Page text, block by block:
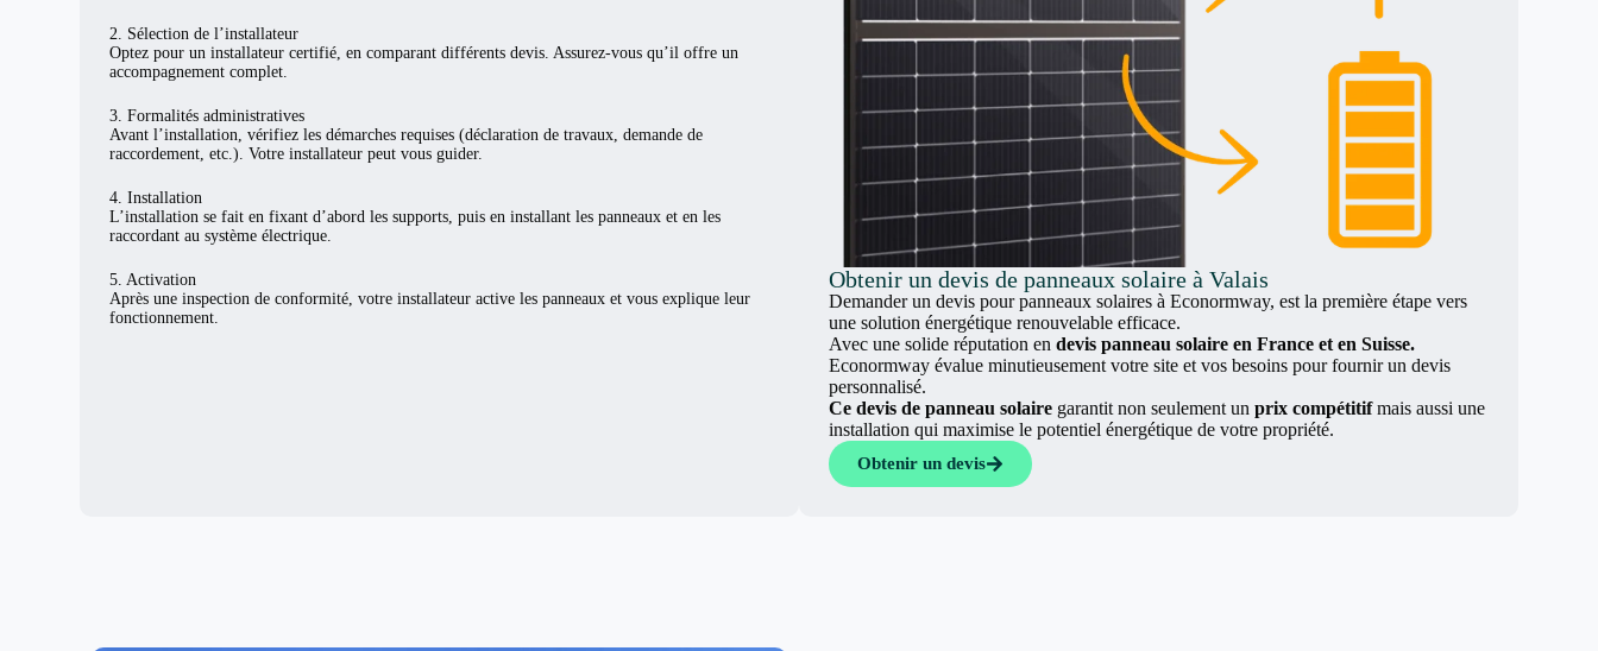
2. Sélection de l’installateur
Optez pour un installateur certifié, en comparant différents devis. Assurez-vous qu’il offre un
accompagnement complet.
3. Formalités administratives
Avant l’installation, vérifiez les démarches requises (déclaration de travaux, demande de
raccordement, etc.). Votre installateur peut vous guider.
4. Installation
L’installation se fait en fixant d’abord les supports, puis en installant les panneaux et en les
raccordant au système électrique.
5. Activation
Après une inspection de conformité, votre installateur active les panneaux et vous explique leur
fonctionnement.
Obtenir un devis de panneaux solaire à Valais
Demander un devis pour panneaux solaires à Econormway, est la première étape vers
une solution énergétique renouvelable efficace.
Avec une solide réputation en devis panneau solaire en France et en Suisse.
Econormway évalue minutieusement votre site et vos besoins pour fournir un devis
personnalisé.
Ce devis de panneau solaire garantit non seulement un prix compétitifmais aussi une
installation qui maximise le potentiel énergétique de votre propriété.
Obtenir un devis